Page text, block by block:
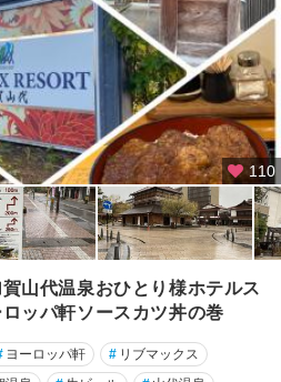
110
山代温泉おひとり様ホテルス
ッパ軒ソースカツ丼の巻
ヨーロッパ軒 # リブマックス